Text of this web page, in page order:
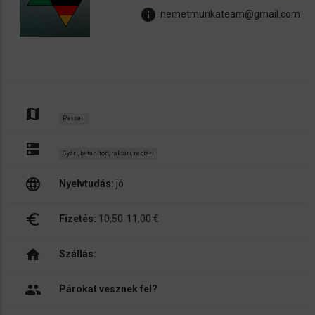
info nemetmunkateam@gmail.com
map Passau
dns Gyári, betanított, raktári, reptéri
language Nyelvtudás: jó
euro_symbol Fizetés: 10,50-11,00 €
home Szállás:
people Párokat vesznek fel?